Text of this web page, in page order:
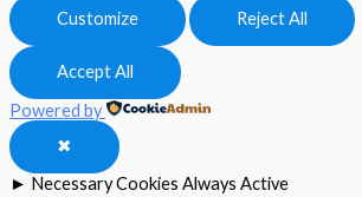
Customize Reject All
Accept All
Powered by
✖
► Necessary Cookies Always Active